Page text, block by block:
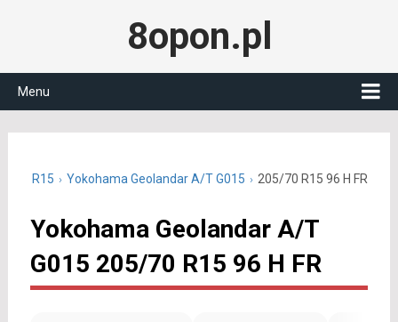
8opon.pl
Menu
70 R15 Yokohama Geolandar A/T G015 205/70 R15 96 H FR
Yokohama Geolandar A/T
G015 205/70 R15 96 H FR